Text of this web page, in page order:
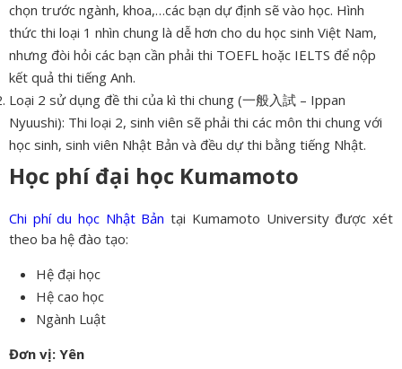
chọn trước ngành, khoa,…các bạn dự định sẽ vào học. Hình
thức thi loại 1 nhìn chung là dễ hơn cho du học sinh Việt Nam,
nhưng đòi hỏi các bạn cần phải thi TOEFL hoặc IELTS để nộp
kết quả thi tiếng Anh.
Loại 2 sử dụng đề thi của kì thi chung (一般入試 – Ippan
Nyuushi): Thi loại 2, sinh viên sẽ phải thi các môn thi chung với
học sinh, sinh viên Nhật Bản và đều dự thi bằng tiếng Nhật.
Học phí đại học Kumamoto
Chi phí du học Nhật Bản tại Kumamoto University được xét
theo ba hệ đào tạo:
Hệ đại học
Hệ cao học
Ngành Luật
Đơn vị: Yên